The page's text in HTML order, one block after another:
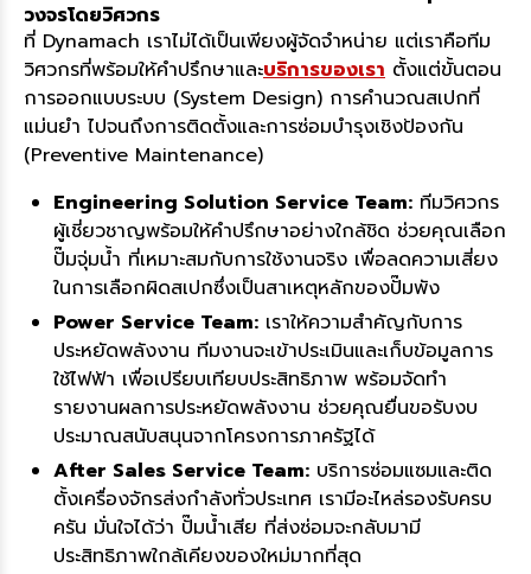
วงจรโดยวิศวกร
ที่ Dynamach เราไม่ได้เป็นเพียงผู้จัดจำหน่าย แต่เราคือทีม
วิศวกรที่พร้อมให้คำปรึกษาและบริการของเรา ตั้งแต่ขั้นตอน
การออกแบบระบบ (System Design) การคำนวณสเปกที่
แม่นยำ ไปจนถึงการติดตั้งและการซ่อมบำรุงเชิงป้องกัน
(Preventive Maintenance)
Engineering Solution Service Team: ทีมวิศวกร
ผู้เชี่ยวชาญพร้อมให้คำปรึกษาอย่างใกล้ชิด ช่วยคุณเลือก
ปั๊มจุ่มน้ำ ที่เหมาะสมกับการใช้งานจริง เพื่อลดความเสี่ยง
ในการเลือกผิดสเปกซึ่งเป็นสาเหตุหลักของปั๊มพัง
Power Service Team: เราให้ความสำคัญกับการ
ประหยัดพลังงาน ทีมงานจะเข้าประเมินและเก็บข้อมูลการ
ใช้ไฟฟ้า เพื่อเปรียบเทียบประสิทธิภาพ พร้อมจัดทำ
รายงานผลการประหยัดพลังงาน ช่วยคุณยื่นขอรับงบ
ประมาณสนับสนุนจากโครงการภาครัฐได้
After Sales Service Team: บริการซ่อมแซมและติด
ตั้งเครื่องจักรส่งกำลังทั่วประเทศ เรามีอะไหล่รองรับครบ
ครัน มั่นใจได้ว่า ปั๊มน้ำเสีย ที่ส่งซ่อมจะกลับมามี
ประสิทธิภาพใกล้เคียงของใหม่มากที่สุด